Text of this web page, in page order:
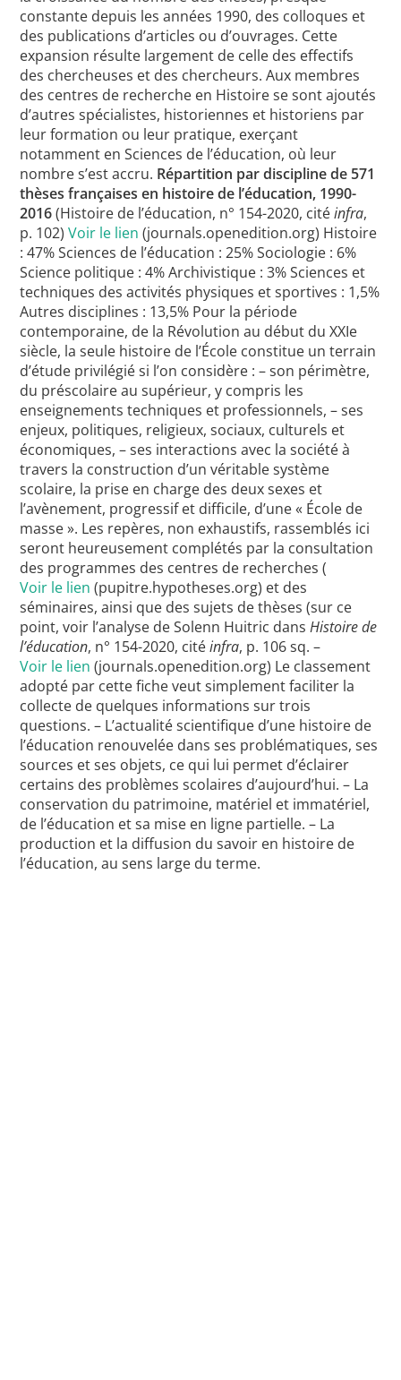
constante depuis les années 1990, des colloques et
des publications d’articles ou d’ouvrages. Cette
expansion résulte largement de celle des effectifs
des chercheuses et des chercheurs. Aux membres
des centres de recherche en Histoire se sont ajoutés
d’autres spécialistes, historiennes et historiens par
leur formation ou leur pratique, exerçant
notamment en Sciences de l’éducation, où leur
nombre s’est accru. Répartition par discipline de 571
thèses françaises en histoire de l’éducation, 1990-
2016(Histoire de l’éducation, n° 154-2020, citéinfra,
p. 102)Voir le lien (journals.openedition.org) Histoire
: 47% Sciences de l’éducation : 25% Sociologie : 6%
Science politique : 4% Archivistique : 3% Sciences et
techniques des activités physiques et sportives : 1,5%
Autres disciplines : 13,5% Pour la période
contemporaine, de la Révolution au début du XXIe
siècle, la seule histoire de l’École constitue un terrain
d’étude privilégié si l’on considère : – son périmètre,
du préscolaire au supérieur, y compris les
enseignements techniques et professionnels, – ses
enjeux, politiques, religieux, sociaux, culturels et
économiques, – ses interactions avec la société à
travers la construction d’un véritable système
scolaire, la prise en charge des deux sexes et
l’avènement, progressif et difficile, d’une « École de
masse ». Les repères, non exhaustifs, rassemblés ici
seront heureusement complétés par la consultation
des programmes des centres de recherches (
Voir le lien (pupitre.hypotheses.org) et des
séminaires, ainsi que des sujets de thèses (sur ce
point, voir l’analyse de Solenn Huitric dansHistoire de
l’éducation, n° 154-2020, citéinfra, p. 106 sq. –
Voir le lien (journals.openedition.org) Le classement
adopté par cette fiche veut simplement faciliter la
collecte de quelques informations sur trois
questions. – L’actualité scientifique d’une histoire de
l’éducation renouvelée dans ses problématiques, ses
sources et ses objets, ce qui lui permet d’éclairer
certains des problèmes scolaires d’aujourd’hui. – La
conservation du patrimoine, matériel et immatériel,
de l’éducation et sa mise en ligne partielle. – La
production et la diffusion du savoir en histoire de
l’éducation, au sens large du terme.